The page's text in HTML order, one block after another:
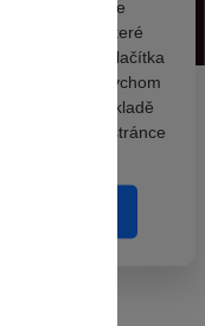
souhlas se
souborů, které
Stisknutím tlačítka
tak, abychom
služby na základě
změnit na stránce